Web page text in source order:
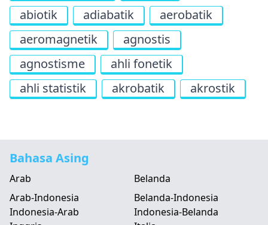
abiotik
adiabatik
aerobatik
aeromagnetik
agnostis
agnostisme
ahli fonetik
ahli statistik
akrobatik akrostik
Bahasa Asing
Arab
Arab-Indonesia
Indonesia-Arab
Belanda
Belanda-Indonesia
Indonesia-Belanda